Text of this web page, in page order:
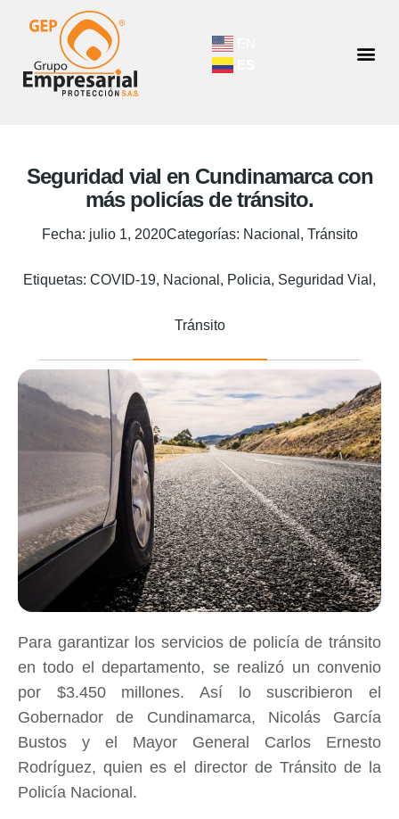
Seguridad vial en Cundinamarca con
más policías de tránsito.
Fecha: julio 1, 2020Categorías: Nacional , Tránsito
Etiquetas: COVID-19, Nacional , Policia, Seguridad Vial ,
Tránsito
Para garantizar los servicios de policía de tránsito
en todo el departamento, se realizó un convenio
por $3.450 millones. Así lo suscribieron el
Gobernador de Cundinamarca, Nicolás García
Bustos y el Mayor General Carlos Ernesto
Rodríguez, quien es el director de Tránsito de la
Policía Nacional.